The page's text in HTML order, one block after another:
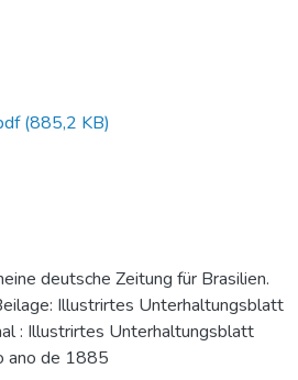
(885,2 KB)
deutsche Zeitung für Brasilien.
Illustrirtes Unterhaltungsblatt
: Illustrirtes Unterhaltungsblatt
ano de 1885